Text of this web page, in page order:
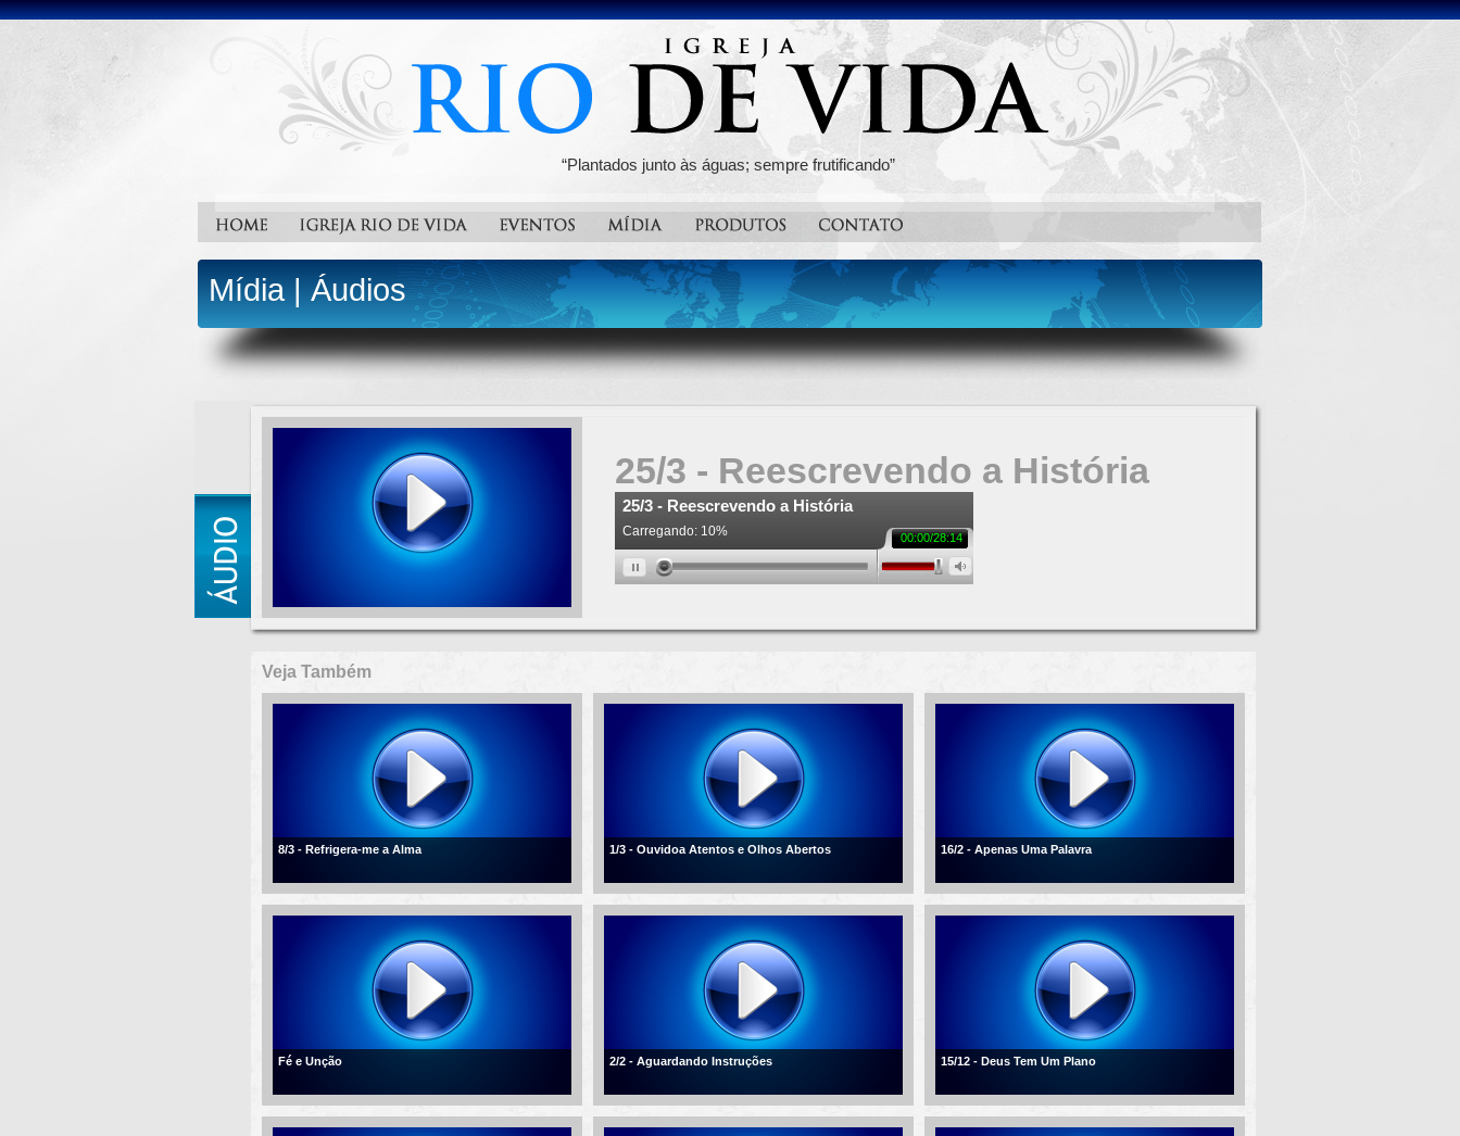
“Plantados junto às águas; sempre frutificando”
Mídia|Áudios
25/3 - Reescrevendo a História
Veja Também
8/3 - Refrigera-me a Alma 1/3 - Ouvidoa Atentos e Olhos Abertos 16/2 - Apenas Uma Palavra
Fé e Unção 2/2 - Aguardando Instruções 15/12 - Deus Tem Um Plano